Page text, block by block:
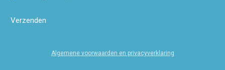
Verzenden
Algemene voorwaarden en privacyverklaring